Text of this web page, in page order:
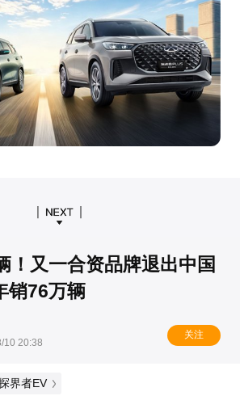
！又一合资品牌退出中国
销76万辆
10 20:38
关注
界者EV